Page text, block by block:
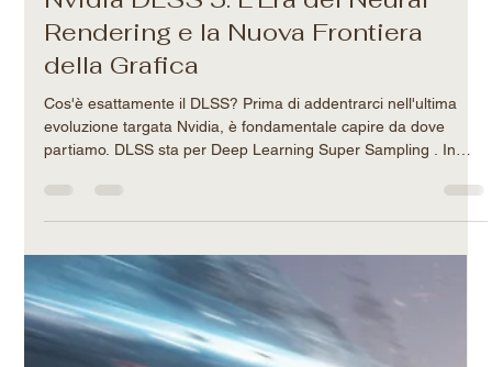
Filippo-Maria Rotatori
11 apr
Tempo di lettura: 3 min
Nvidia DLSS 5: L'Era del Neural
della Grafica
Cos'è esattamente il DLSS? Prima di addentrarci nell'ultima
evoluzione targata Nvidia, è fondamentale capire da dove
partiamo. DLSS sta per Deep Learning Super Sampling . In
parole povere, è una tecnologia esclusiva delle schede video
Nvidia RTX nata con un obiettivo preciso: aumentare